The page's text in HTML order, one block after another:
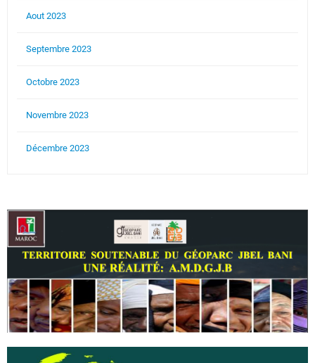
Aout 2023
Septembre 2023
Octobre 2023
Novembre 2023
Décembre 2023